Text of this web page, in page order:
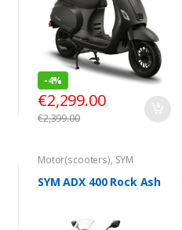
-4%
€2,299.00
€2,399.00
Motor(scooters), SYM
Motorscooter
SYM ADX 400 Rock Ash